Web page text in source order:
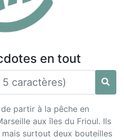
en tout
partir à la pêche en
aux îles du Frioul. Ils
surtout deux bouteilles